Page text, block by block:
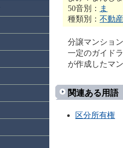
50音別： ま
種類別： 不動
分譲マンショ
一定のガイド
が作成したマ
関連ある用語
区分所有権